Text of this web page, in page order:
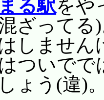
る駅をや
ざってる
しません
ついで
ょう(違)